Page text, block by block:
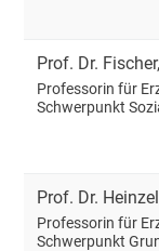
Prof. Dr. Fischer,
Professorin für
Schwerpunkt
Prof. Dr. Heinzel
Professorin für
Schwerpunkt